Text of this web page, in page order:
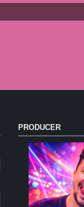
PRODUCER